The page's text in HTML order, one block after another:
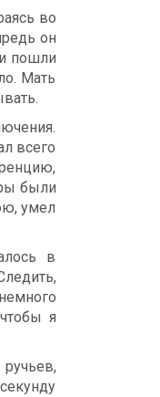
во
он
пошли
Мать
всего
были
умел
в
я